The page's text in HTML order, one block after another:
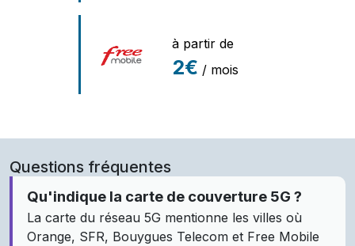
à partir de
2€ / mois
Questions fréquentes
Qu'indique la carte de couverture 5G ?
La carte du réseau 5G mentionne les villes où
Orange, SFR, Bouygues Telecom et Free Mobile